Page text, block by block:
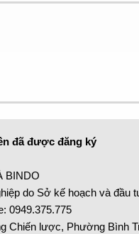
đã được đăng ký
BINDO
do Sở kế hoạch và đầu
0949.375.775
Chiến lược, Phường Bình